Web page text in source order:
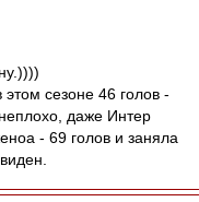
сезоне 46 голов -
даже Интер
- 69 голов и заняла